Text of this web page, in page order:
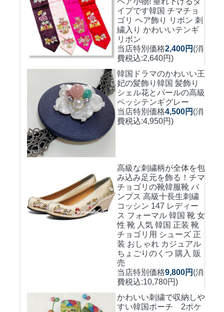
イプです韓国 チマチョ
ゴリ ヘア飾り リボン 刺
繍入り かわいいテンギ
リボン
当店特別価格2,400円 (消
費税込:2,640円)
韓国ドラマのかわいい王
妃の髪飾り 韓国 髪飾り
シェル花とパールの高級
ペッシテンギグレー
当店特別価格4,500円 (消
費税込:4,950円)
高級な刺繍柄が全体を包
み込み足元を飾る！ チマ
チョゴリの靴韓服靴 パ
ンプス 高級十長生刺繍
コッシン 147 レディー
ス フォーマル 韓国 靴 女
性 靴 人気 韓国 正装 靴
チョゴリ用 シューズ 正
装 おしゃれ カジュアル
ちょごりのくつ 購入 販
売
当店特別価格9,800円 (消
費税込:10,780円)
かわいい刺繍で収納しや
すい韓国ポーチ 2ポケ